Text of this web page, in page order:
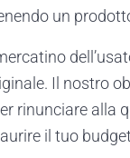
un
Il nostro
rinunciare alla
il tuo